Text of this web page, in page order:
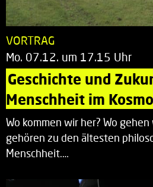
VORTRAG
Mo. 07.12. um 17.15 Uhr
Geschichte und
Menschheit im
Wo kommen wir her? Wo
gehören zu den ältesten
Menschheit.…